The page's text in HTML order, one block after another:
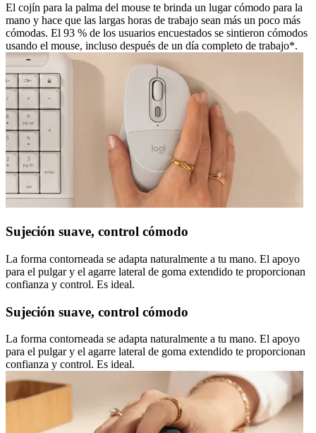
El cojín para la palma del mouse te brinda un lugar cómodo para la
mano y hace que las largas horas de trabajo sean más un poco más
cómodas. El 93 % de los usuarios encuestados se sintieron cómodos
usando el mouse, incluso después de un día completo de trabajo*.
Sujeción suave, control cómodo
La forma contorneada se adapta naturalmente a tu mano. El apoyo
para el pulgar y el agarre lateral de goma extendido te proporcionan
confianza y control. Es ideal.
Sujeción suave, control cómodo
La forma contorneada se adapta naturalmente a tu mano. El apoyo
para el pulgar y el agarre lateral de goma extendido te proporcionan
confianza y control. Es ideal.